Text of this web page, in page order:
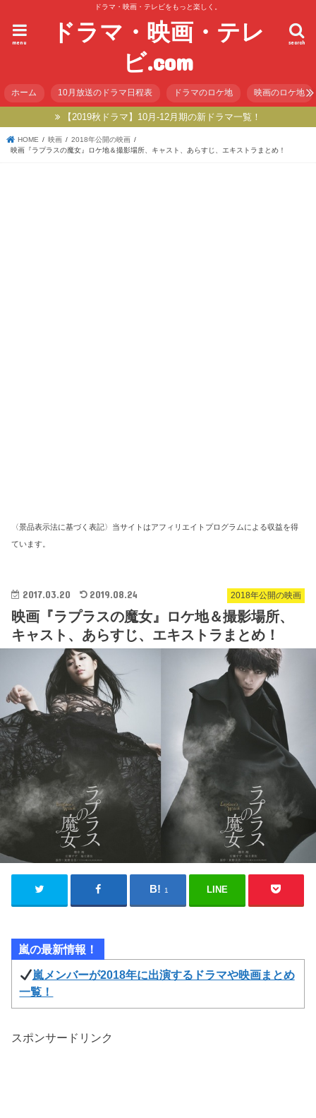
ドラマ・映画・テレビをもっと楽しく。
ドラマ・映画・テレ
ビ.com
search
menu
ホーム 10月放送のドラマ日程表 ドラマのロケ地 映画のロケ地
【2019秋ドラマ】10月-12月期の新ドラマ一覧！
HOME 映画
2018年公開の映画
映画『ラプラスの魔女』ロケ地＆撮影場所、キャスト、あらすじ、エキストラまとめ！
〈景品表示法に基づく表記〉当サイトはアフィリエイトプログラムによる収益を得
ています。
2018年公開の映画
2017.03.20 2019.08.24
映画『ラプラスの魔女』ロケ地＆撮影場所、
キャスト、あらすじ、エキストラまとめ！
1 LINE
嵐の最新情報！
嵐メンバーが2018年に出演するドラマや映画まとめ
一覧！
スポンサードリンク